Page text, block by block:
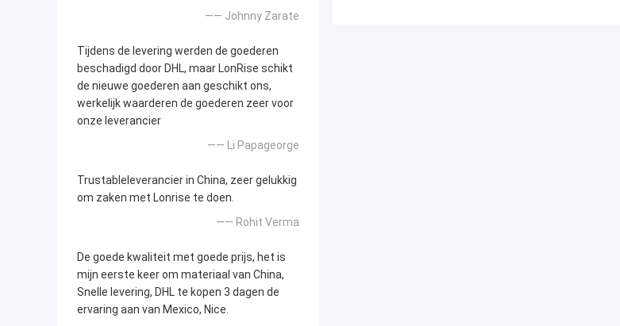
—— Johnny Zarate
Tijdens de levering werden de goederen
beschadigd door DHL, maar LonRise schikt
de nieuwe goederen aan geschikt ons,
werkelijk waarderen de goederen zeer voor
onze leverancier
—— Li Papageorge
Trustableleverancier in China, zeer gelukkig
om zaken met Lonrise te doen.
—— Rohit Verma
De goede kwaliteit met goede prijs, het is
mijn eerste keer om materiaal van China,
Snelle levering, DHL te kopen 3 dagen de
ervaring aan van Mexico, Nice.